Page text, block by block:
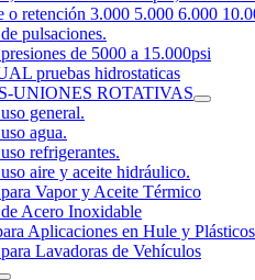
o retención 3.000 5.000 6.000
pulsaciones.
de 5000 a 15.000psi
pruebas hidrostaticas
UNIONES ROTATIVAS
general.
agua.
refrigerantes.
aire y aceite hidráulico.
Vapor y Aceite Térmico
Acero Inoxidable
Aplicaciones en Hule y
Lavadoras de Vehículos